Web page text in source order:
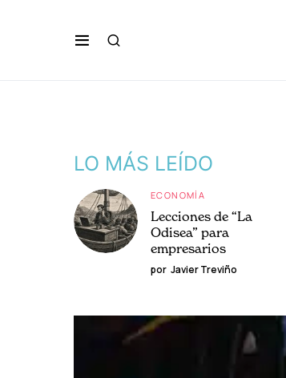
LO MÁS LEÍDO
ECONOMÍA
Lecciones de “La
Odisea” para
empresarios
por Javier Treviño